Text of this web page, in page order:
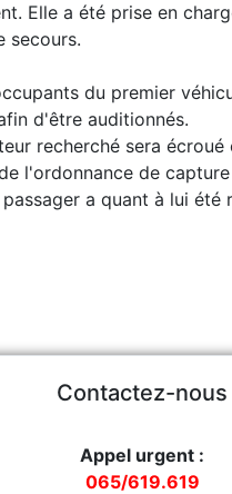
Elle a été prise en
secours.
du premier
d'être auditionnés.
recherché sera écroué
l'ordonnance de
a quant à lui été
Contactez-nous
Appel urgent :
065/619.619